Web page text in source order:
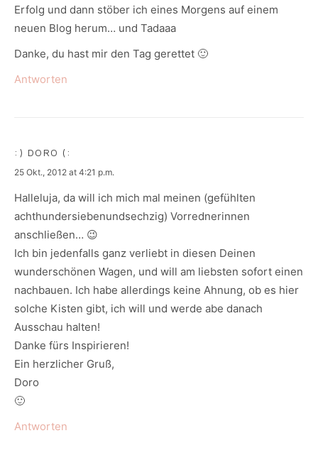
Erfolg und dann stöber ich eines Morgens auf einem
neuen Blog herum… und Tadaaa
Danke, du hast mir den Tag gerettet 🙂
Antworten
:) DORO (:
says:
25 Okt., 2012 at 4:21 p.m.
Halleluja, da will ich mich mal meinen (gefühlten
achthundersiebenundsechzig) Vorrednerinnen
anschließen… 😉
Ich bin jedenfalls ganz verliebt in diesen Deinen
wunderschönen Wagen, und will am liebsten sofort einen
nachbauen. Ich habe allerdings keine Ahnung, ob es hier
solche Kisten gibt, ich will und werde abe danach
Ausschau halten!
Danke fürs Inspirieren!
Ein herzlicher Gruß,
Doro
🙂
Antworten